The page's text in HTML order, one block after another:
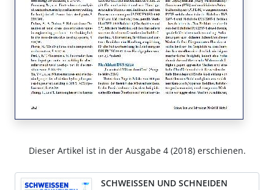
Dieser Artikel ist in der Ausgabe 4 (2018) erschienen.
SCHWEISSEN UND SCHNEIDEN